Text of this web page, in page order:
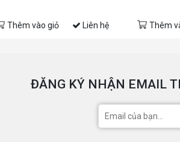
Thêm vào giỏ Liên hệ Thêm
ĐĂNG KÝ NHẬN EMAIL